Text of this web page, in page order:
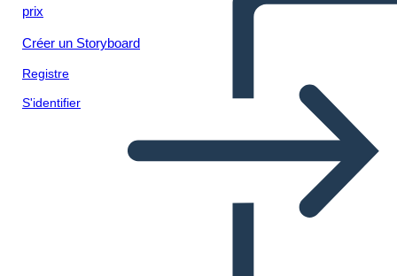
prix
Créer un Storyboard
Registre
S'identifier